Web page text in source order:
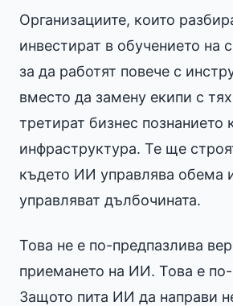
Организациите, които
инвестират в обучението на
за да работят повече с
вместо да замену екипи с
третират бизнес познанието
инфраструктура. Те ще
където ИИ управлява обема
управляват дълбочината.
Това не е по-предпазлива
приемането на ИИ. Това е
Защото пита ИИ да направи